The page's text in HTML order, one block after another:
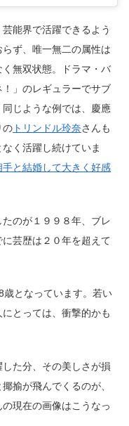
能界で活躍できるよう
ず、唯一無二の属性は
無双状態。ドラマ・バ
」のレギュラーでサブ
じような例では、慶應
の トリンドル玲奈さんも
く活躍し続けていま
手と結婚して大きく好感
のが１９９８年、ブレ
芸歴は２０年を超えて
歳となっています。若い
とっては、衝撃的かも
た分、その美しさが損
揄が飛んでくるのが、
現在の画像はこうなっ